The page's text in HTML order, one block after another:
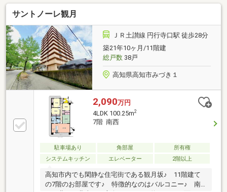
から解放されます。幅広い方にお勧めしたい高ニーズ
な3LDKの物件です。リモート会議のようにすぐに応対
できないときでも、宅配ボックスに荷物が届くので大
変便利です。オートロック付きなので、安心して暮ら
すことができます。
サントノーレ観月
ＪＲ土讃線 円行寺口駅 徒歩28分
築21年10ヶ月/11階建
総戸数38戸
高知県高知市みづき１
2,090万円
4LDK 100.25m2
7階 南西
駐車場あり 角部屋
所有権
システムキッチン
エレベーター 2階以上
高知市内でも閑静な住宅街である観月坂♪ 11階建て
の7階のお部屋です♪ 特徴的なのはバルコニー♪ 南